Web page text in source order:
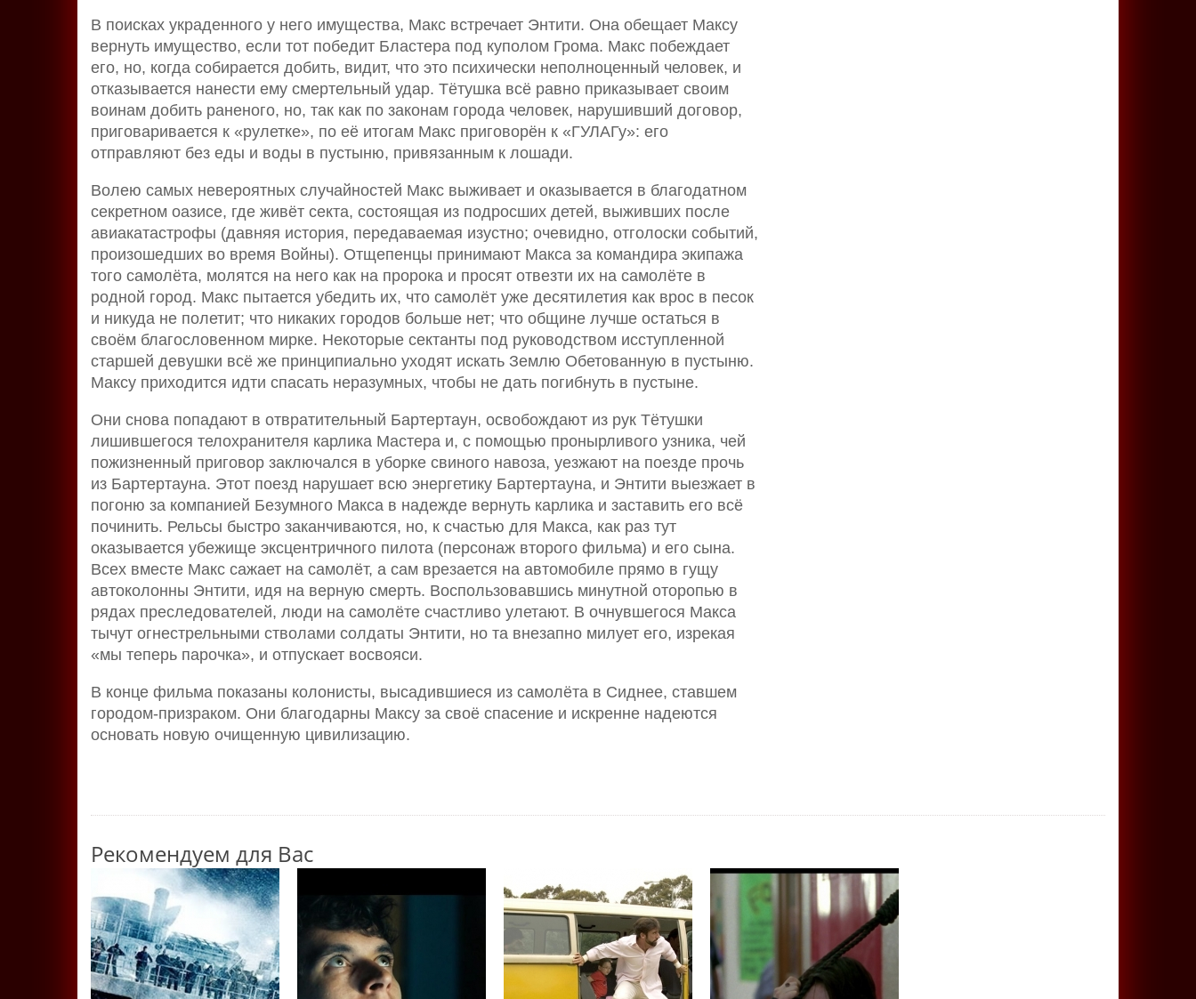
В поисках украденного у него имущества, Макс встречает Энтити. Она обещает Максу
вернуть имущество, если тот победит Бластера под куполом Грома. Макс побеждает
его, но, когда собирается добить, видит, что это психически неполноценный человек, и
отказывается нанести ему смертельный удар. Тётушка всё равно приказывает своим
воинам добить раненого, но, так как по законам города человек, нарушивший договор,
приговаривается к «рулетке», по её итогам Макс приговорён к «ГУЛАГу»: его
отправляют без еды и воды в пустыню, привязанным к лошади.
Волею самых невероятных случайностей Макс выживает и оказывается в благодатном
секретном оазисе, где живёт секта, состоящая из подросших детей, выживших после
авиакатастрофы (давняя история, передаваемая изустно; очевидно, отголоски событий,
произошедших во время Войны). Отщепенцы принимают Макса за командира экипажа
того самолёта, молятся на него как на пророка и просят отвезти их на самолёте в
родной город. Макс пытается убедить их, что самолёт уже десятилетия как врос в песок
и никуда не полетит; что никаких городов больше нет; что общине лучше остаться в
своём благословенном мирке. Некоторые сектанты под руководством исступленной
старшей девушки всё же принципиально уходят искать Землю Обетованную в пустыню.
Максу приходится идти спасать неразумных, чтобы не дать погибнуть в пустыне.
Они снова попадают в отвратительный Бартертаун, освобождают из рук Тётушки
лишившегося телохранителя карлика Мастера и, с помощью пронырливого узника, чей
пожизненный приговор заключался в уборке свиного навоза, уезжают на поезде прочь
из Бартертауна. Этот поезд нарушает всю энергетику Бартертауна, и Энтити выезжает в
погоню за компанией Безумного Макса в надежде вернуть карлика и заставить его всё
починить. Рельсы быстро заканчиваются, но, к счастью для Макса, как раз тут
оказывается убежище эксцентричного пилота (персонаж второго фильма) и его сына.
Всех вместе Макс сажает на самолёт, а сам врезается на автомобиле прямо в гущу
автоколонны Энтити, идя на верную смерть. Воспользовавшись минутной оторопью в
рядах преследователей, люди на самолёте счастливо улетают. В очнувшегося Макса
тычут огнестрельными стволами солдаты Энтити, но та внезапно милует его, изрекая
«мы теперь парочка», и отпускает восвояси.
В конце фильма показаны колонисты, высадившиеся из самолёта в Сиднее, ставшем
городом-призраком. Они благодарны Максу за своё спасение и искренне надеются
основать новую очищенную цивилизацию.
Рекомендуем для Вас